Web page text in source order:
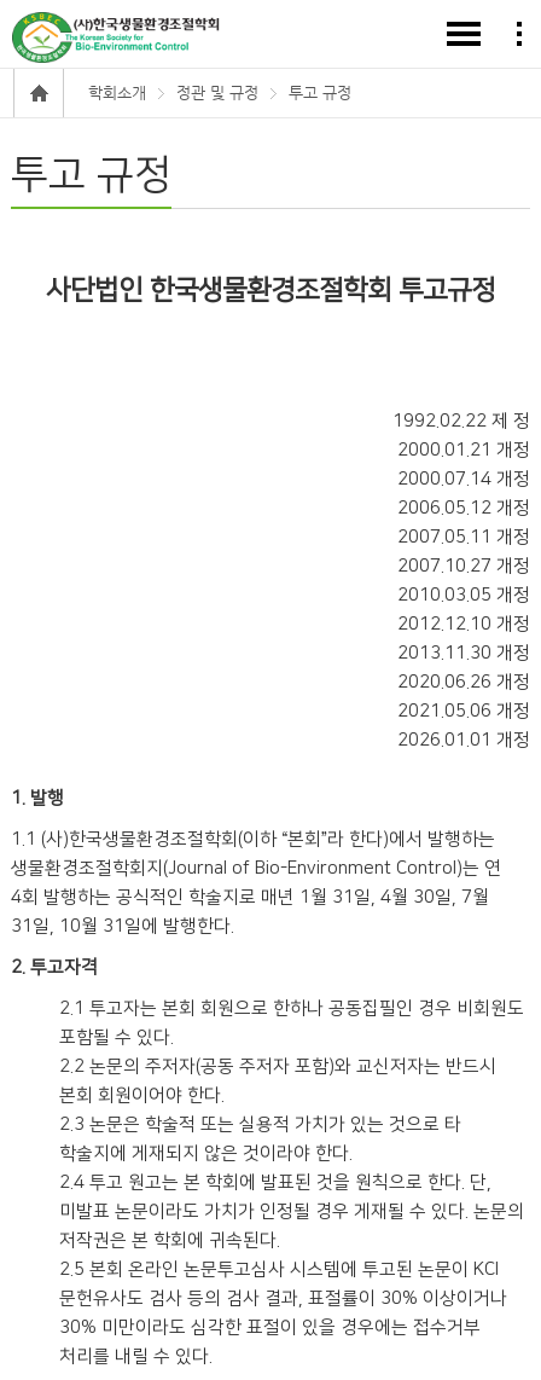
학회소개 정관 및 규정 투고 규정
투고 규정
사단법인 한국생물환경조절학회 투고규정
1992.02.22 제 정
2000.01.21 개정
2000.07.14 개정
2006.05.12 개정
2007.05.11 개정
2007.10.27 개정
2010.03.05 개정
2012.12.10 개정
2013.11.30 개정
2020.06.26 개정
2021.05.06 개정
2026.01.01 개정
1. 발행
1.1 (사)한국생물환경조절학회(이하 “본회”라 한다)에서 발행하는
생물환경조절학회지(Journal of Bio-Environment Control)는 연
4회 발행하는 공식적인 학술지로 매년 1월 31일, 4월 30일, 7월
31일, 10월 31일에 발행한다.
2. 투고자격
2.1 투고자는 본회 회원으로 한하나 공동집필인 경우 비회원도
포함될 수 있다.
2.2 논문의 주저자(공동 주저자 포함)와 교신저자는 반드시
본회 회원이어야 한다.
2.3 논문은 학술적 또는 실용적 가치가 있는 것으로 타
학술지에 게재되지 않은 것이라야 한다.
2.4 투고 원고는 본 학회에 발표된 것을 원칙으로 한다. 단,
미발표 논문이라도 가치가 인정될 경우 게재될 수 있다. 논문의
저작권은 본 학회에 귀속된다.
2.5 본회 온라인 논문투고심사 시스템에 투고된 논문이 KCI
문헌유사도 검사 등의 검사 결과, 표절률이 30% 이상이거나
30% 미만이라도 심각한 표절이 있을 경우에는 접수거부
처리를 내릴 수 있다.